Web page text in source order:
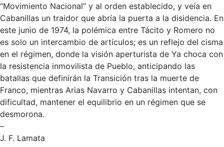
“Movimiento Nacional” y al orden establecido, y veía en
Cabanillas un traidor que abría la puerta a la disidencia. En
este junio de 1974, la polémica entre Tácito y Romero no
es solo un intercambio de artículos; es un reflejo del cisma
en el régimen, donde la visión aperturista de Ya choca con
la resistencia inmovilista de Pueblo, anticipando las
batallas que definirán la Transición tras la muerte de
Franco, mientras Arias Navarro y Cabanillas intentan, con
dificultad, mantener el equilibrio en un régimen que se
desmorona.
–
J. F. Lamata